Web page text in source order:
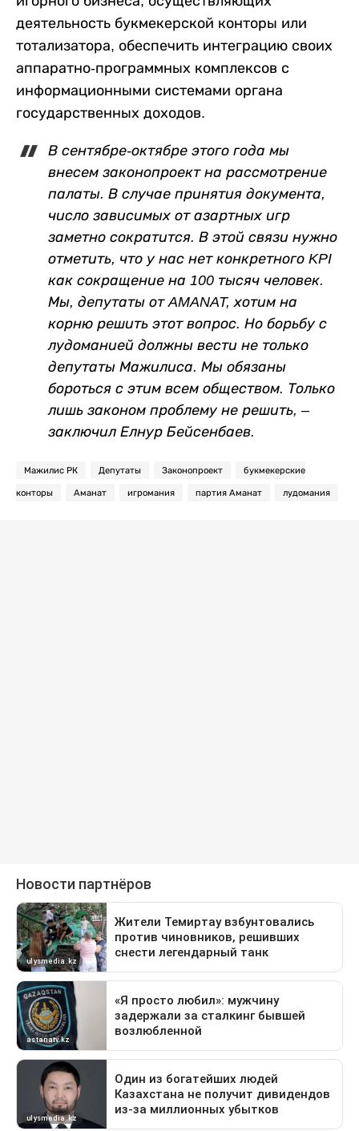
деятельность букмекерской конторы или
тотализатора, обеспечить интеграцию своих
аппаратно-программных комплексов с
информационными системами органа
государственных доходов.
В сентябре-октябре этого года мы
внесем законопроект на рассмотрение
палаты. В случае принятия документа,
число зависимых от азартных игр
заметно сократится. В этой связи нужно
отметить, что у нас нет конкретного KPI
как сокращение на 100 тысяч человек.
Мы, депутаты от AMANAT, хотим на
корню решить этот вопрос. Но борьбу с
лудоманией должны вести не только
депутаты Мажилиса. Мы обязаны
бороться с этим всем обществом. Только
лишь законом проблему не решить, –
заключил Елнур Бейсенбаев.
Мажилис РК Депутаты Законопроект букмекерские
конторы Аманат игромания партия Аманат лудомания